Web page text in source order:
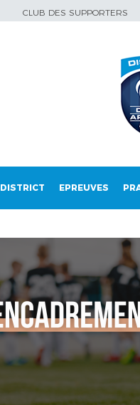
CLUB DES SUPPORTERS
DISTRICT EPREUVES